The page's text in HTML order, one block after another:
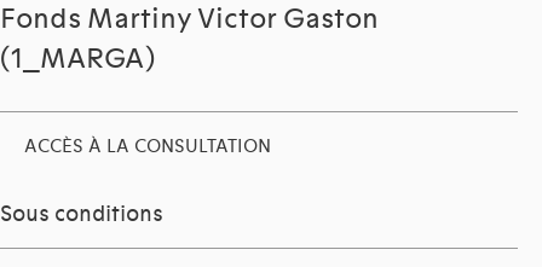
Fonds Martiny Victor Gaston
(1_MARGA)
ACCÈS À LA CONSULTATION
Sous conditions